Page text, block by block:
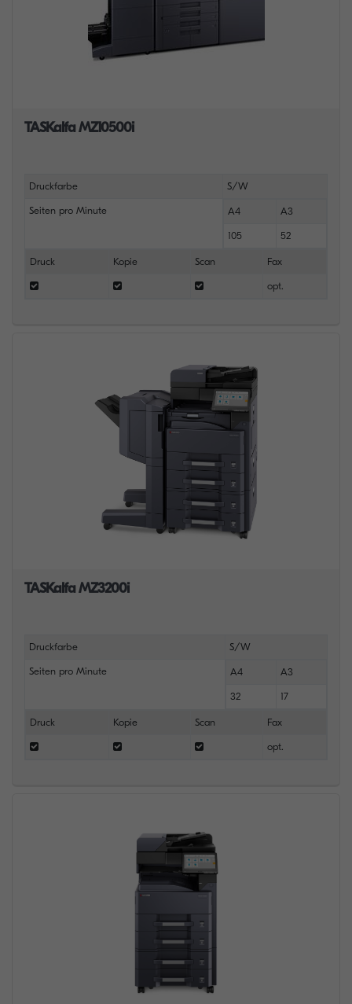
TASKalfa MZ10500i
Druckfarbe S/W
Seiten pro Minute A4 A3
105 52
Druck Kopie Scan Fax
opt.
TASKalfa MZ3200i
Druckfarbe S/W
Seiten pro Minute A4 A3
32 17
Druck Kopie Scan Fax
opt.